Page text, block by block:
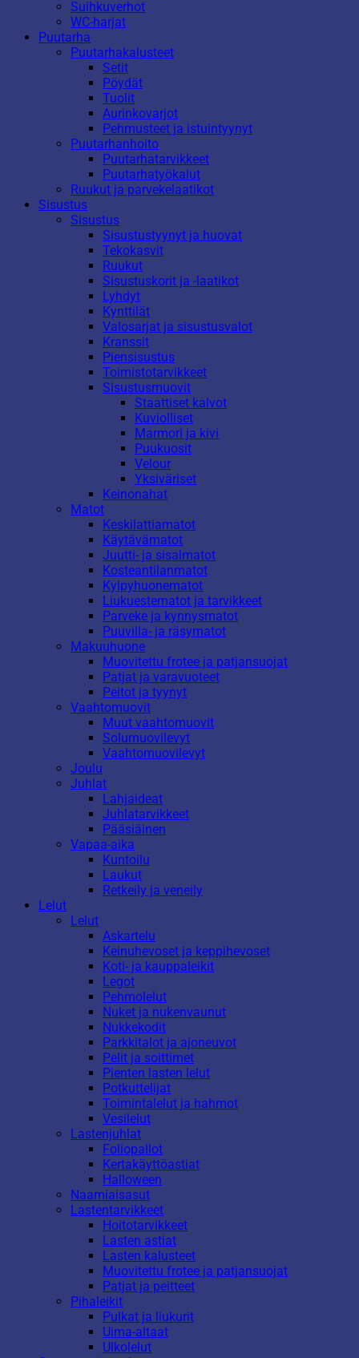
Suihkuverhot
WC-harjat
Puutarha
Puutarhakalusteet
Setit
Pöydät
Tuolit
Aurinkovarjot
Pehmusteet ja istuintyynyt
Puutarhanhoito
Puutarhatarvikkeet
Puutarhatyökalut
Ruukut ja parvekelaatikot
Sisustus
Sisustus
Sisustustyynyt ja huovat
Tekokasvit
Ruukut
Sisustuskorit ja -laatikot
Lyhdyt
Kynttilät
Valosarjat ja sisustusvalot
Kranssit
Piensisustus
Toimistotarvikkeet
Sisustusmuovit
Staattiset kalvot
Kuviolliset
Marmori ja kivi
Puukuosit
Velour
Yksiväriset
Keinonahat
Matot
Keskilattiamatot
Käytävämatot
Juutti- ja sisalmatot
Kosteantilanmatot
Kylpyhuonematot
Liukuestematot ja tarvikkeet
Parveke ja kynnysmatot
Puuvilla- ja räsymatot
Makuuhuone
Muovitettu frotee ja patjansuojat
Patjat ja varavuoteet
Peitot ja tyynyt
Vaahtomuovit
Muut vaahtomuovit
Solumuovilevyt
Vaahtomuovilevyt
Joulu
Juhlat
Lahjaideat
Juhlatarvikkeet
Pääsiäinen
Vapaa-aika
Kuntoilu
Laukut
Retkeily ja veneily
Lelut
Lelut
Askartelu
Keinuhevoset ja keppihevoset
Koti- ja kauppaleikit
Legot
Pehmolelut
Nuket ja nukenvaunut
Nukkekodit
Parkkitalot ja ajoneuvot
Pelit ja soittimet
Pienten lasten lelut
Potkuttelijat
Toimintalelut ja hahmot
Vesilelut
Lastenjuhlat
Foliopallot
Kertakäyttöastiat
Halloween
Naamiaisasut
Lastentarvikkeet
Hoitotarvikkeet
Lasten astiat
Lasten kalusteet
Muovitettu frotee ja patjansuojat
Patjat ja peitteet
Pihaleikit
Pulkat ja liukurit
Uima-altaat
Ulkolelut